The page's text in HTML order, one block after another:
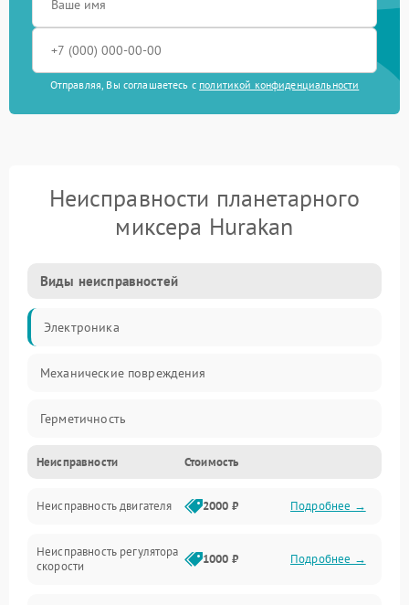
Отправляя, Вы соглашаетесь с политикой конфиденциальности
Неисправности планетарного
миксера Hurakan
Виды неисправностей
Электроника
Механические повреждения
Герметичность
Механика
Электропитание
Привод
Неисправности Стоимость
Неисправность двигателя 2000 ₽ Подробнее →
Неисправность регулятора
скорости
1000 ₽ Подробнее →